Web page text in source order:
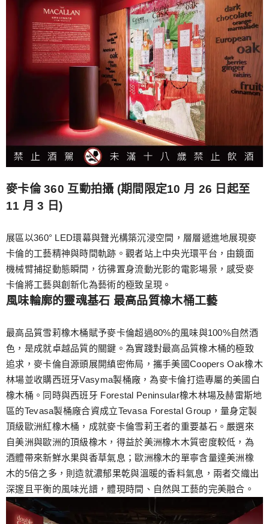
麥卡倫 360 互動拍攝 (期間限定10 月 26 日起至
11 月 3 日)
展區以360° LED環幕與聲光構築沉浸空間，層層遞進地展現麥
卡倫的工藝精神與時間軌跡。觀者站上中央光環平台，由鏡面
機械臂捕捉動態瞬間，彷彿置身流動光影的電影場景，感受麥
卡倫將工藝與創新化為藝術的極致呈現。
風味輪廓的靈魂基石 最高品質橡木桶工藝
最高品質雪莉橡木桶賦予麥卡倫超過80%的風味與100%自然酒
色，是成就卓越品質的關鍵。為實踐對最高品質橡木桶的極致
追求，麥卡倫自源頭展開縝密佈局，攜手美國Coopers Oak橡木
林場並收購西班牙Vasyma製桶廠，為麥卡倫打造專屬的美國白
橡木桶。同時與西班牙 Forestal Peninsular橡木林場及赫雷斯地
區的Tevasa製桶廠合資成立Tevasa Forestal Group，量身定製
頂級歐洲紅橡木桶，成就麥卡倫雪莉王者的重要基石。嚴選來
自美洲與歐洲的頂級橡木，得益於美洲橡木木質密度較低，為
酒體帶來新鮮水果與香草氣息；歐洲橡木的單寧含量達美洲橡
木的5倍之多，則造就濃郁果乾與溫暖的香料氣息，兩者交織出
深邃且平衡的風味光譜，體現時間、自然與工藝的完美融合。